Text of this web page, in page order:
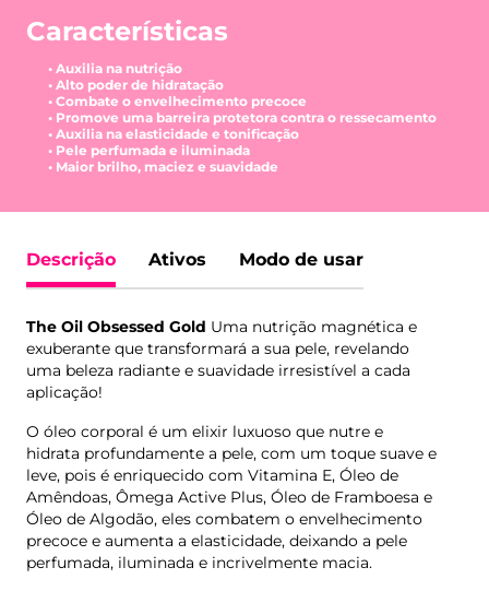
Características
• Auxilia na nutrição
• Alto poder de hidratação
• Combate o envelhecimento precoce
• Promove uma barreira protetora contra o ressecamento
• Auxilia na elasticidade e tonificação
• Pele perfumada e iluminada
• Maior brilho, maciez e suavidade
Descrição Ativos Modo de usar
The Oil Obsessed Gold Uma nutrição magnética e
exuberante que transformará a sua pele, revelando
uma beleza radiante e suavidade irresistível a cada
aplicação!
O óleo corporal é um elixir luxuoso que nutre e
hidrata profundamente a pele, com um toque suave e
leve, pois é enriquecido com Vitamina E, Óleo de
Amêndoas, Ômega Active Plus, Óleo de Framboesa e
Óleo de Algodão, eles combatem o envelhecimento
precoce e aumenta a elasticidade, deixando a pele
perfumada, iluminada e incrivelmente macia.